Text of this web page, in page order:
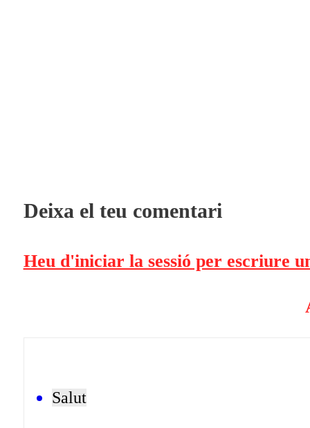
Deixa el teu comentari
Heu d'iniciar la sessió per escriure
Salut